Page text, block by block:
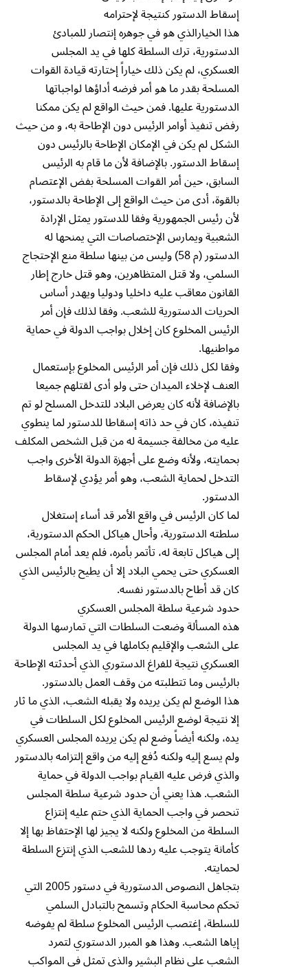
إسقاط الدستور كنتيجة لإحترامه
هذا الخيارالذي هو في جوهره إنتصار للمبادئ
الدستورية، ترك السلطة كلها في يد المجلس
العسكري، لم يكن ذلك خياراً إختارته قيادة القوات
المسلحة بقدر ما هو أمر فرضه أداؤها لواجباتها
الدستورية عليها. فمن حيث الواقع لم يكن ممكنا
رفض تنفيذ أوامر الرئيس دون الإطاحة به، و من حيث
الشكل لم يكن في الإمكان الإطاحة بالرئيس دون
إسقاط الدستور. بالإضافة لأن ما قام به الرئيس
السابق، حين أمر القوات المسلحة بفض الإعتصام
بالقوة، أدى من حيث الواقع إلى الإطاحة بالدستور،
لأن رئيس الجمهورية وفقا للدستور يمثل الإرادة
الشعبية ويمارس الإختصاصات التي يمنحها له
الدستور (م 58) وليس من بينها سلطة منع الإحتجاج
السلمي، ولا قتل المتظاهرين، وهو قتل خارج إطار
القانون معاقب عليه داخليا ودوليا ويهدر أساس
الحريات الدستورية للشعب. وفقا لذلك فإن أمر
الرئيس المخلوع كان إخلال بواجب الدولة في حماية
مواطنيها.
وفقا لكل ذلك فإن أمر الرئيس المخلوع بإستعمال
العنف لإخلاء الميدان حتى ولو أدى لقتلهم جميعا
بالإضافة لأنه كان يعرض البلاد للتدخل المسلح لو تم
تنفيذه، كان في حد ذاته إسقاطا للدستور لما ينطوي
عليه من مخالفة جسيمة له من قبل الشخص المكلف
بحمايته، ولأنه وضع على أجهزة الدولة الأخرى واجب
التدخل لحماية الشعب، وهو أمر يؤدي لإسقاط
الدستور.
لما كان الرئيس في واقع الأمر قد أساء إستغلال
سلطته الدستورية، وأحال هياكل الحكم الدستورية،
إلى هياكل تابعة له، تأتمر بأمره، فلم يعد أمام المجلس
العسكري حتى يحمي البلاد إلا أن يطيح بالرئيس الذي
كان قد أطاح بالدستور نفسه.
حدود شرعية سلطة المجلس العسكري
هذه المسألة وضعت السلطات التي تمارسها الدولة
على الشعب والإقليم بكاملها في يد المجلس
العسكري نتيجة للفراغ الدستوري الذي أحدثته الإطاحة
بالرئيس وما تتطلبته من وقف العمل بالدستور.
هذا الوضع لم يكن يريده ولا يقبله الشعب، الذي ما ثار
إلا نتيجة لوضع الرئيس المخلوع لكل السلطات في
يده، ولكنه أيضاً وضع لم يكن يريده المجلس العسكري
ولم يسع إليه ولكنه دُفع إليه من واقع إلتزامه بالدستور
والذي فرض عليه القيام بواجب الدولة في حماية
الشعب. هذا يعني أن حدود شرعية سلطة المجلس
تنحصر في واجب الحماية الذي حتم عليه إنتزاع
السلطة من المخلوع ولكنه لا يجيز لها الإحتفاظ بها إلا
كأمانة يتوجب عليه ردها للشعب الذي إنتزع السلطة
لحمايته.
بتجاهل النصوص الدستورية في دستور 2005 التي
تحكم محاسبة الحكام وتسمح بالتبادل السلمي
للسلطة، إغتصب الرئيس المخلوع سلطة لم يفوضه
إياها الشعب. وهذا هو المبرر الدستوري لتمرد
الشعب على نظام البشير والذي تمثل في المواكب